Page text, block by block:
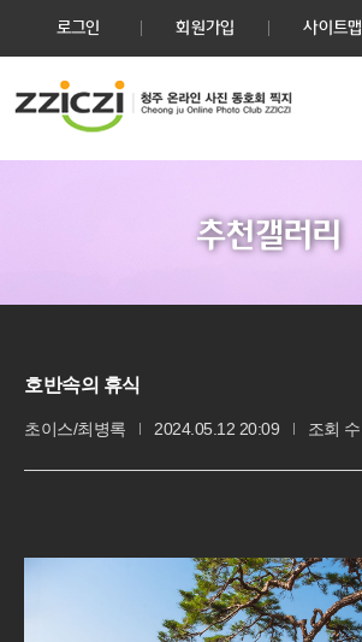
로그인 회원가입 사이트맵
추천갤러리
호반속의 휴식
초이스/최병록 2024.05.12 20:09 조회 수